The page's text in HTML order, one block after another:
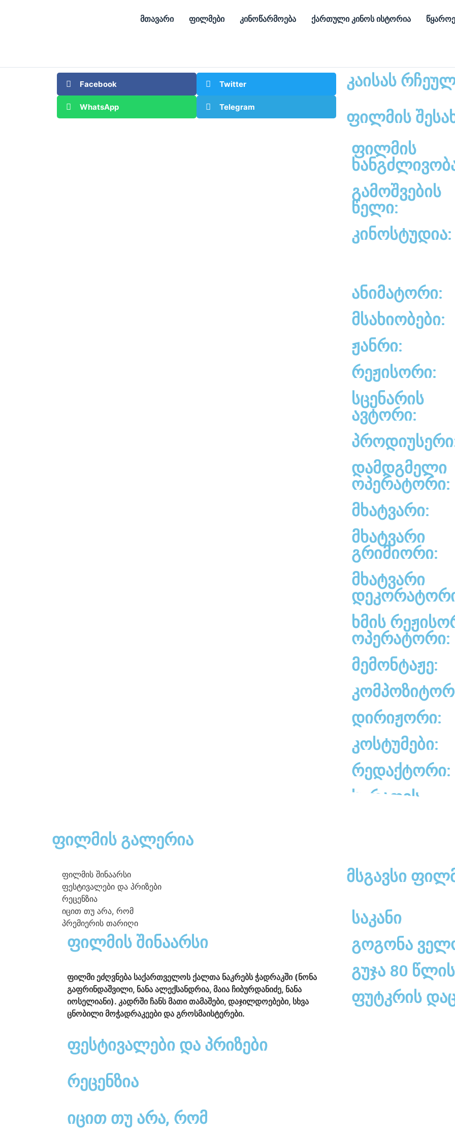
მთავარი ფილმები კინოწარმოება ქართული კინოს ისტორია
Facebook Twitter
WhatsApp Telegram
კაისას
ფილმის
ფილმის
გამოშვების
წელი:
კინოსტუდია:
ანიმატორი:
მსახიობები:
ჟანრი:
რეჟისორი:
სცენარის
ავტორი:
დამდგმელი
ოპერატორი:
მხატვარი:
მხატვარი
გრიმიორი:
მხატვარი
ხმის
ოპერატორი:
მემონტაჟე:
დირიჟორი:
კოსტუმები:
რედაქტორი:
სურათის
ფილმის გალერია
ფილმის შინაარსი
ფესტივალები და პრიზები
რეცენზია
იცით თუ არა, რომ
პრემიერის თარიღი
ფილმის შინაარსი
ფილმი ეძღვნება საქართველოს ქალთა ნაკრებს ჭადრაკში (ნონა
გაფრინდაშვილი, ნანა ალექსანდრია, მაია ჩიბურდანიძე, ნანა
იოსელიანი). კადრში ჩანს მათი თამაშები, დაჯილდოებები, სხვა
ცნობილი მოჭადრაკეები და გროსმაისტერები.
ფესტივალები და პრიზები
რეცენზია
იცით თუ არა, რომ
მსგავსი
საკანი
გოგონა
გუჯა 80
ფუტკრის